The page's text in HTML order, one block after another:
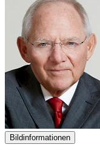
Bildinformationen